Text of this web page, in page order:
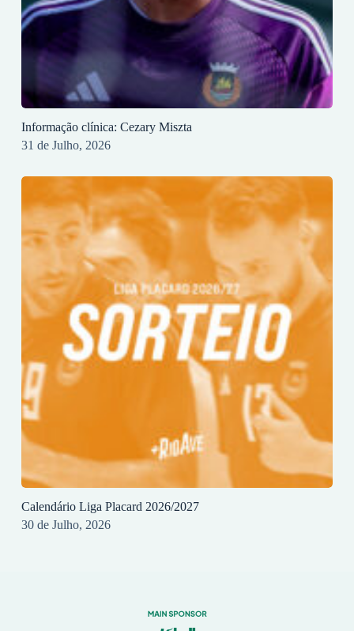
Informação clínica: Cezary Miszta
31 de Julho, 2026
Calendário Liga Placard 2026/2027
30 de Julho, 2026